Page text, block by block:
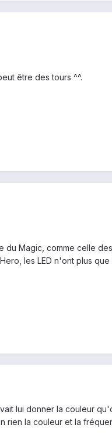
être des tours ^^.
du Magic, comme celle
les LED n'ont plus
lui donner la couleur
rien la couleur et la